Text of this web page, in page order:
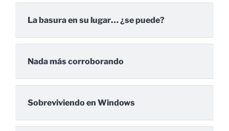
La basura en su lugar… ¿se puede?
Nada más corroborando
Sobreviviendo en Windows